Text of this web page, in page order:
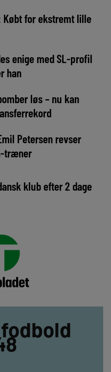
Købt for ekstremt lille
enige med SL-profil
han
løs – nu kan
Petersen revser
træner
klub efter 2 dage